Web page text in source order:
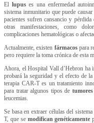
El lupuses una enfermedad
sistema inmunitario que puede
pacientes sufren cansancio y
otras manifestaciones, como
complicaciones hematológicas o
Actualmente, existen fármacospara
pero requiere la toma crónica de esta
Ahora, el Hospital Vall d’Hebron ha
probará la seguridad y el efecto de la
terapia CAR-T es un tratamiento
para tratar algunos tipos de
leucemias.
Se basa en extraer células del
T, que se modifican genéticamente